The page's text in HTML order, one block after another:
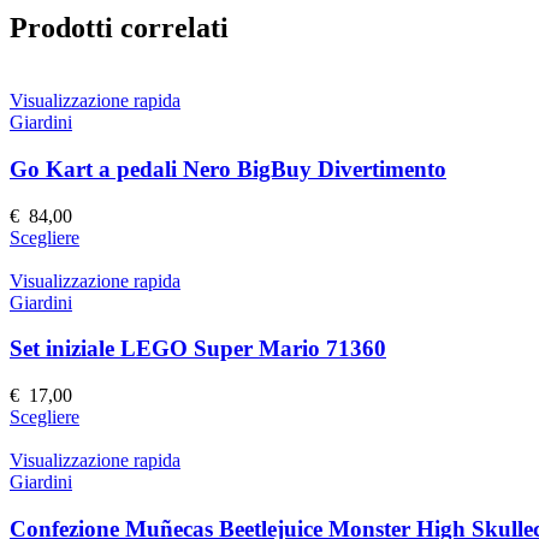
Prodotti correlati
Visualizzazione rapida
Giardini
Go Kart a pedali Nero BigBuy Divertimento
€ 84,00
ScegliereQuesto
ha
Le
scelte
nella
pagina
prodotto
Visualizzazione rapida
Giardini
Set iniziale LEGO Super Mario 71360
€ 17,00
ScegliereQuesto
ha
Le
Visualizzazione rapida
Giardini
Confezione Muñecas Beetlejuice Monster High